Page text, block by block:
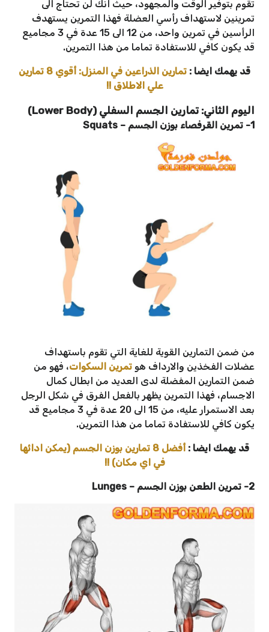
تقوم بتوفير الوقت والمجهود، حيث انك لن تحتاج الى
تمرينين لاستهداف رأسي العضلة فهذا التمرين يستهدف
الرأسين في تمرين واحد، من 12 الى 15 عدة في 3 مجاميع
قد يكون كافي للاستفادة تماما من هذا التمرين.
قد يهمك ايضا :
تمارين الذراعين في المنزل: أقوي 8 تمارين
علي الاطلاق !!
اليوم الثاني: تمارين الجسم السفلي (Lower Body)
1- تمرين القرفصاء بوزن الجسم –
من ضمن التمارين القوية للغاية التي تقوم باستهداف
عضلات الفخذين والارداف هو تمرين السكوات، فهو من
ضمن التمارين المفضلة لدى العديد من ابطال كمال
الاجسام، فهذا التمرين يظهر بالفعل الفرق في شكل الرجل
بعد الاستمرار عليه، من 15 الى 20 عدة في 3 مجاميع قد
يكون كافي للاستفادة تماما من هذا التمرين.
قد يهمك ايضا :
أفضل 8 تمارين بوزن الجسم (يمكن ادائها
في اي مكان) !!
2- تمرين الطعن بوزن الجسم –